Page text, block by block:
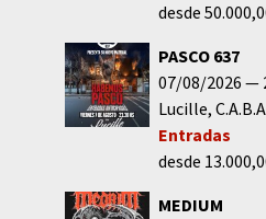
desde
PASCO 637
07/08/2026
Lucille
Entradas
desde
MEDIUM